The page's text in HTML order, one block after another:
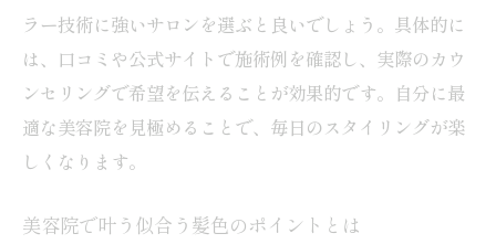
自分らしさを叶える美容院選び世田谷区編
美容院で自分らしい髪色を手に入れる方法
世田谷区の美容院で叶う理想のスタイル
ランキングで自分に合う美容院を探すコツ
メンズも通いやすい美容院の選び方とは
ラー技術に強いサロンを選ぶと良いでしょう。具体的に
は、口コミや公式サイトで施術例を確認し、実際のカウ
ンセリングで希望を伝えることが効果的です。自分に最
適な美容院を見極めることで、毎日のスタイリングが楽
しくなります。
美容院で叶う似合う髪色のポイントとは